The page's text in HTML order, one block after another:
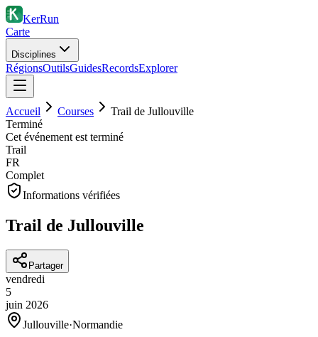
KerRun
Carte
Disciplines
RégionsOutilsGuidesRecordsExplorer
Accueil Courses
Trail de Jullouville
Terminé
Cet événement est terminé
Trail
FR
Complet
Informations vérifiées
Trail de Jullouville
Partager
vendredi
5
juin 2026
Jullouville·Normandie